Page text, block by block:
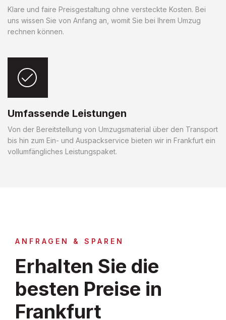
Klare und faire Preisgestaltung ohne versteckte Kosten. Bei
uns wissen Sie von Anfang an, womit Sie bei Ihrem Umzug
rechnen können.
Umfassende Leistungen
Von der Bereitstellung von Umzugsmaterial über den Transport
bis hin zum Ein- und Auspackservice bieten wir in Frankfurt ein
vollumfängliches Leistungspaket.
ANFRAGEN & SPAREN
Erhalten Sie die
besten Preise in
Frankfurt